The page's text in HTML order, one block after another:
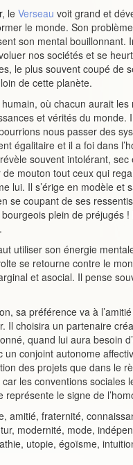
le Verseau voit grand et
le monde. Son
son mental bouillonnant.
nos sociétés et se
le plus souvent coupé
de cette planète.
où chacun aurait
et vérités du
nous passer des
égalitaire et il a foi dans
souvent intolérant, sec
mouton tout ceux qui
lui. Il s’érige en modèle
se coupant de ses
plein de préjugés
utiliser son énergie
se retourne contre le
et asocial. Il pense
sa préférence va à
Il choisira un partenaire
quand lui aura besoin
un conjoint autonome
des projets que dans le
les conventions
le signe de
amitié, fraternité,
modernité, mode,
utopie, égoïsme,